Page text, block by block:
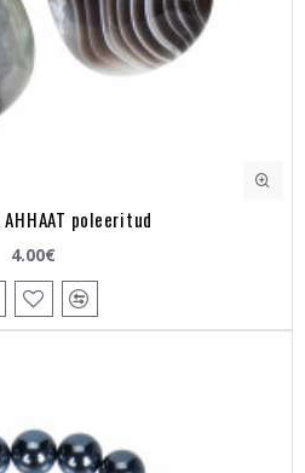
AHHAAT poleeritud
4.00€